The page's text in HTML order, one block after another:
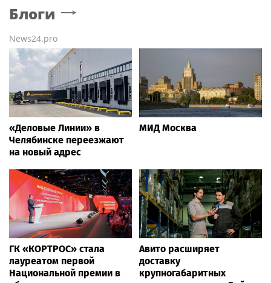
Блоги
News24.pro
«Деловые Линии» в
Челябинске переезжают
на новый адрес
МИД Москва
ГК «КОРТРОС» стала
лауреатом первой
Национальной премии в
Авито расширяет
доставку
крупногабаритных